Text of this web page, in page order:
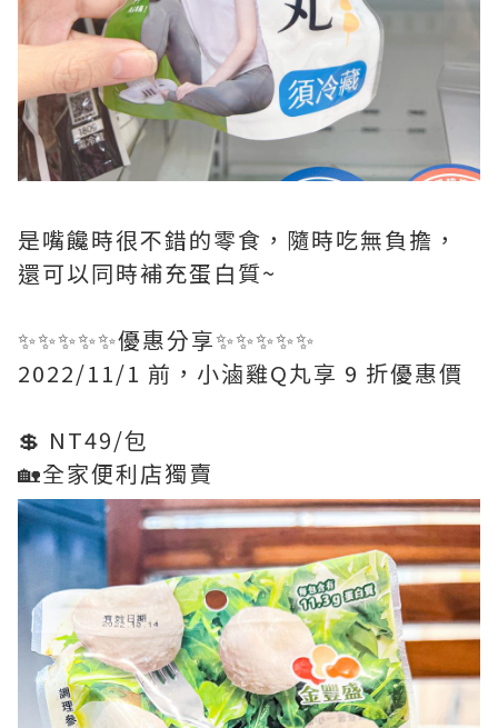
是嘴饞時很不錯的零食，隨時吃無負擔，
還可以同時補充蛋白質~
✨✨✨✨✨優惠分享✨✨✨✨✨
2022/11/1 前，小滷雞Q丸享 9 折優惠價
💲 NT49/包
🏡全家便利店獨賣